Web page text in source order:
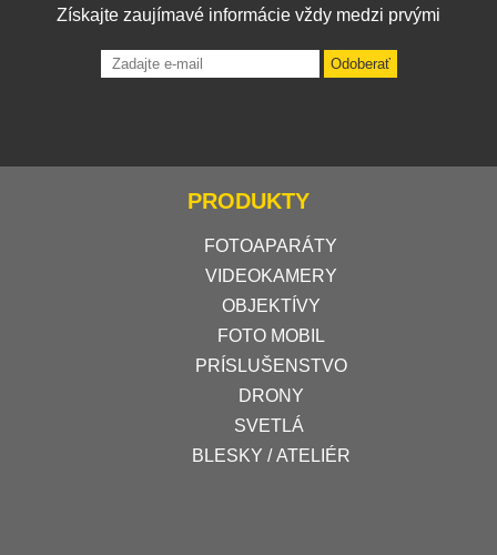
Získajte zaujímavé informácie vždy medzi prvými
Odoberať
PRODUKTY
FOTOAPARÁTY
VIDEOKAMERY
OBJEKTÍVY
FOTO MOBIL
PRÍSLUŠENSTVO
DRONY
SVETLÁ
BLESKY / ATELIÉR